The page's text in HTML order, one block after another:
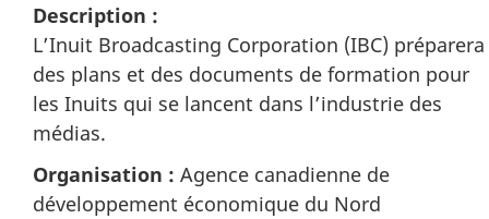
Description :
L’Inuit Broadcasting Corporation (IBC) préparera
des plans et des documents de formation pour
les Inuits qui se lancent dans l’industrie des
médias.
Organisation : Agence canadienne de
développement économique du Nord